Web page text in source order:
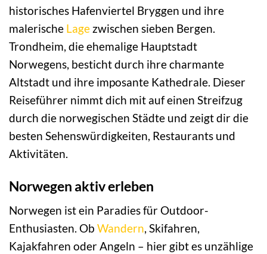
historisches Hafenviertel Bryggen und ihre
malerische Lage zwischen sieben Bergen.
Trondheim, die ehemalige Hauptstadt
Norwegens, besticht durch ihre charmante
Altstadt und ihre imposante Kathedrale. Dieser
Reiseführer nimmt dich mit auf einen Streifzug
durch die norwegischen Städte und zeigt dir die
besten Sehenswürdigkeiten, Restaurants und
Aktivitäten.
Norwegen aktiv erleben
Norwegen ist ein Paradies für Outdoor-
Enthusiasten. Ob Wandern, Skifahren,
Kajakfahren oder Angeln – hier gibt es unzählige